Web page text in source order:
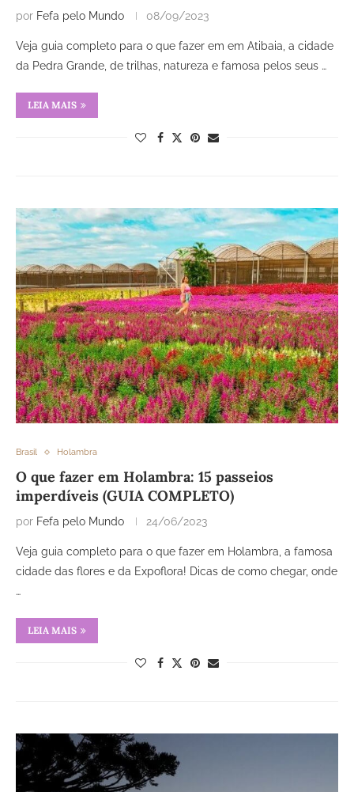
por Fefa pelo Mundo 08/09/2023
Veja guia completo para o que fazer em em Atibaia, a cidade
da Pedra Grande, de trilhas, natureza e famosa pelos seus …
LEIA MAIS
Brasil Holambra
O que fazer em Holambra: 15 passeios
imperdíveis (GUIA COMPLETO)
por Fefa pelo Mundo 24/06/2023
Veja guia completo para o que fazer em Holambra, a famosa
cidade das flores e da Expoflora! Dicas de como chegar, onde
…
LEIA MAIS